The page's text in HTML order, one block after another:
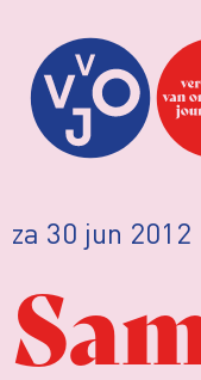
za 30 jun 2012